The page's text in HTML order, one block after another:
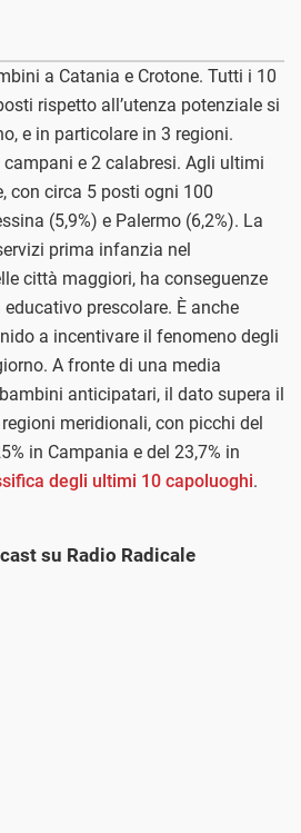
a Catania e Crotone. Tutti i 10
rispetto all’utenza potenziale si
e in particolare in 3 regioni.
e 2 calabresi. Agli ultimi
con circa 5 posti ogni 100
(5,9%) e Palermo (6,2%). La
prima infanzia nel
città maggiori, ha conseguenze
prescolare. È anche
a incentivare il fenomeno degli
A fronte di una media
anticipatari, il dato supera il
meridionali, con picchi del
in Campania e del 23,7% in
degli ultimi 10 capoluoghi.
su Radio Radicale